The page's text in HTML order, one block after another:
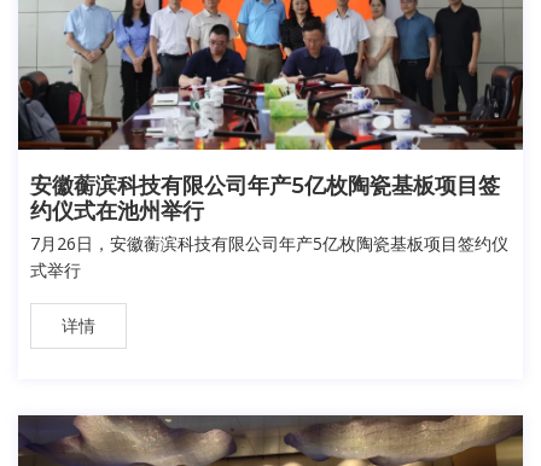
安徽蘅滨科技有限公司年产5亿枚陶瓷基板项目签
约仪式在池州举行
7月26日，安徽蘅滨科技有限公司年产5亿枚陶瓷基板项目签约仪
式举行
详情